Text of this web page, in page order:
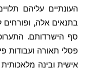
העונתיים עליהם
בתנאים אלה, ופורחים
סף הישרדותם.
פסלי תאורה ועבודות
אישית ובינה